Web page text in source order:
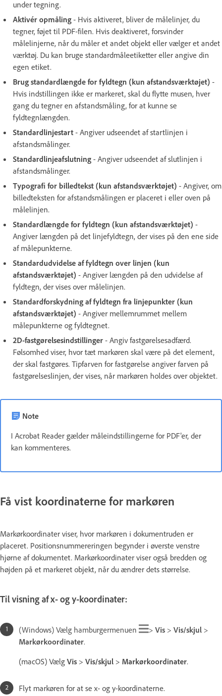
under tegning.
Aktivér opmåling - Hvis aktiveret, bliver de målelinjer, du
tegner, føjet til PDF-filen. Hvis deaktiveret, forsvinder
målelinjerne, når du måler et andet objekt eller vælger et andet
værktøj. Du kan bruge standardmåleetiketter eller angive din
egen etiket.
Brug standardlængde for fyldtegn (kun afstandsværktøjet) -
Hvis indstillingen ikke er markeret, skal du flytte musen, hver
gang du tegner en afstandsmåling, for at kunne se
fyldtegnlængden.
Standardlinjestart - Angiver udseendet af startlinjen i
afstandsmålinger.
Standardlinjeafslutning - Angiver udseendet af slutlinjen i
afstandsmålinger.
Typografi for billedtekst (kun afstandsværktøjet) - Angiver, om
billedteksten for afstandsmålingen er placeret i eller oven på
målelinjen.
Standardlængde for fyldtegn (kun afstandsværktøjet) -
Angiver længden på det linjefyldtegn, der vises på den ene side
af målepunkterne.
Standardudvidelse af fyldtegn over linjen (kun
afstandsværktøjet) - Angiver længden på den udvidelse af
fyldtegn, der vises over målelinjen.
Standardforskydning af fyldtegn fra linjepunkter (kun
afstandsværktøjet) - Angiver mellemrummet mellem
målepunkterne og fyldtegnet.
2D-fastgørelsesindstillinger - Angiv fastgørelsesadfærd.
Følsomhed viser, hvor tæt markøren skal være på det element,
der skal fastgøres. Tipfarven for fastgørelse angiver farven på
fastgørelseslinjen, der vises, når markøren holdes over objektet.
Note
I Acrobat Reader gælder måleindstillingerne for PDF'er, der
kan kommenteres.
Få vist koordinaterne for markøren
Markørkoordinater viser, hvor markøren i dokumentruden er
placeret. Positionsnummereringen begynder i øverste venstre
hjørne af dokumentet. Markørkoordinater viser også bredden og
højden på et markeret objekt, når du ændrer dets størrelse.
Til visning af x- og y-koordinater:
(Windows) Vælg hamburgermenuen > Vis > Vis/skjul >
Markørkoordinater.
(macOS) Vælg Vis > Vis/skjul > Markørkoordinater.
Flyt markøren for at se x- og y-koordinaterne.